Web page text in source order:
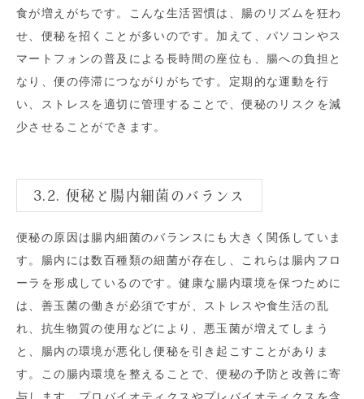
食が増えがちです。こんな生活習慣は、腸のリズムを狂わ
せ、便秘を招くことが多いのです。加えて、パソコンやス
マートフォンの普及による長時間の座位も、腸への負担と
なり、便の停滞につながりがちです。定期的な運動を行
い、ストレスを適切に管理することで、便秘のリスクを減
少させることができます。
3.2. 便秘と腸内細菌のバランス
便秘の原因は腸内細菌のバランスにも大きく関係していま
す。腸内には数百種類の細菌が存在し、これらは腸内フロ
ーラを形成しているのです。健康な腸内環境を保つために
は、善玉菌の働きが必須ですが、ストレスや食生活の乱
れ、抗生物質の使用などにより、悪玉菌が増えてしまう
と、腸内の環境が悪化し便秘を引き起こすことがありま
す。この腸内環境を整えることで、便秘の予防と改善に寄
与します。プロバイオティクスやプレバイオティクスを含